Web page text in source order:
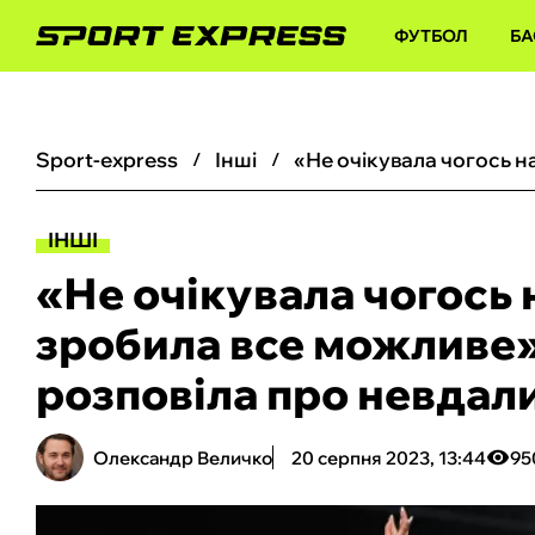
ФУТБОЛ
sport-express інші
ІНШІ
«Не очікувала
зробила все
розповіла про
Олександр Величко 20 серпня 2023, 13:44